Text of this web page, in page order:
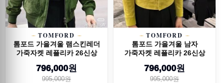
TOMFORD
톰포드 가을겨울 램스킨레더
가죽자켓 레플리카 26신상
796,000원
995,000원
TOMFORD
톰포드 가을겨울 남자
가죽자켓 레플리카 26신상
796,000원
995,000원